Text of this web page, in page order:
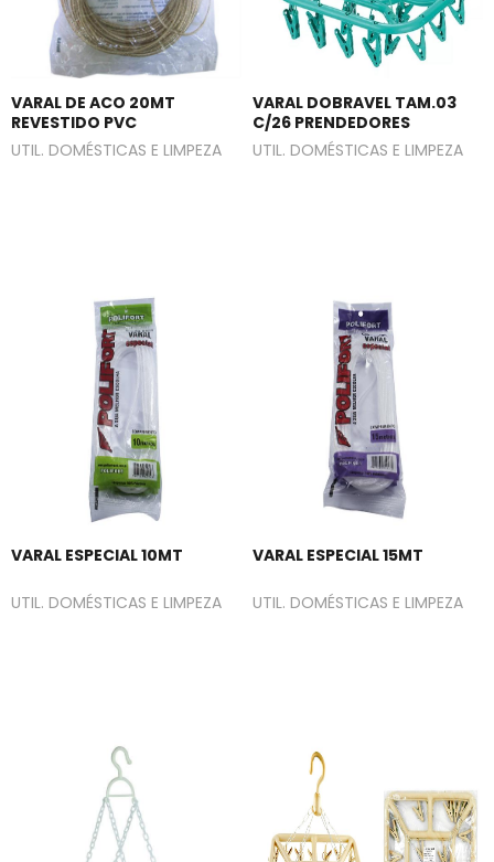
VARAL DE ACO 20MT
REVESTIDO PVC
UTIL. DOMÉSTICAS E LIMPEZA
VARAL DOBRAVEL TAM.03
C/26 PRENDEDORES
UTIL. DOMÉSTICAS E LIMPEZA
VARAL ESPECIAL 10MT
UTIL. DOMÉSTICAS E LIMPEZA
VARAL ESPECIAL 15MT
UTIL. DOMÉSTICAS E LIMPEZA